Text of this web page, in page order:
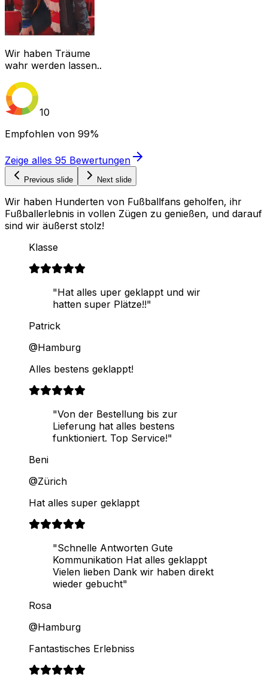
Wir haben Träume
wahr werden lassen..
10
Empfohlen von 99%
Zeige alles 95 Bewertungen
Previous slide Next slide
Wir haben Hunderten von Fußballfans geholfen, ihr
Fußballerlebnis in vollen Zügen zu genießen, und darauf
sind wir äußerst stolz!
Klasse
"Hat alles uper geklappt und wir
hatten super Plätze!!"
Patrick
@Hamburg
Alles bestens geklappt!
"Von der Bestellung bis zur
Lieferung hat alles bestens
funktioniert. Top Service!"
Beni
@Zürich
Hat alles super geklappt
"Schnelle Antworten Gute
Kommunikation Hat alles geklappt
Vielen lieben Dank wir haben direkt
wieder gebucht"
Rosa
@Hamburg
Fantastisches Erlebniss